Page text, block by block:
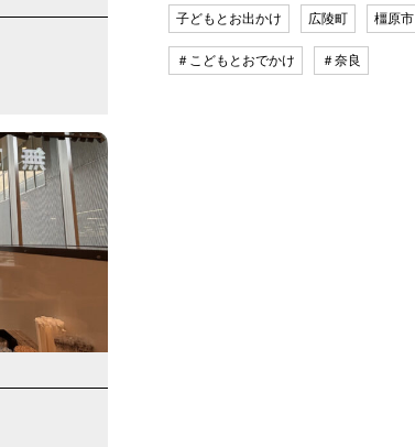
子どもとお出かけ 広陵町 橿原市
＃こどもとおでかけ ＃奈良